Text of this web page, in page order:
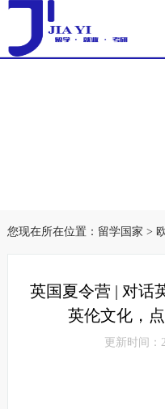
您现在所在位置： 留学国家 >
英国夏令营 | 对话
英伦文化，
更新时间：